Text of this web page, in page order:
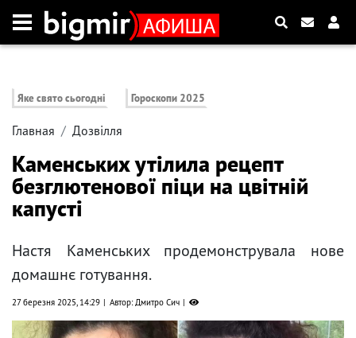
Яке свято сьогодні Гороскопи 2025
Главная Дозвілля
Каменських утілила рецепт
безглютенової піци на цвітній
капусті
Настя Каменських продемонструвала нове
домашнє готування.
27 березня 2025, 14:29 Автор: Дмитро Сич